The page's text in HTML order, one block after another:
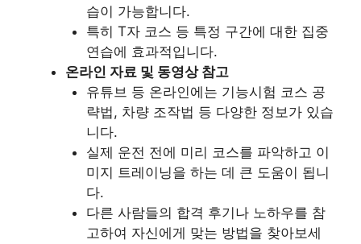
습이 가능합니다.
특히 T자 코스 등 특정 구간에 대한 집중
연습에 효과적입니다.
온라인 자료 및 동영상 참고
유튜브 등 온라인에는 기능시험 코스 공
략법, 차량 조작법 등 다양한 정보가 있습
니다.
실제 운전 전에 미리 코스를 파악하고 이
미지 트레이닝을 하는 데 큰 도움이 됩니
다.
다른 사람들의 합격 후기나 노하우를 참
고하여 자신에게 맞는 방법을 찾아보세